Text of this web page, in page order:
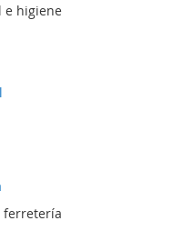
e higiene
ferretería